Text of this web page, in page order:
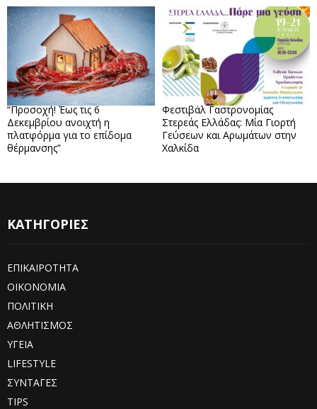
“Προσοχή! Έως τις 6
Δεκεμβρίου ανοιχτή η
πλατφόρμα για το επίδομα
θέρμανσης”
Φεστιβάλ Γαστρονομίας
Στερεάς Ελλάδας: Μία Γιορτή
Γεύσεων και Αρωμάτων στην
Χαλκίδα
ΚΑΤΗΓΟΡΙΕΣ
ΕΠΙΚΑΙΡΟΤΗΤΑ
ΟΙΚΟΝΟΜΙΑ
ΠΟΛΙΤΙΚΗ
ΑΘΛΗΤΙΣΜΟΣ
ΥΓΕΙΑ
LIFESTYLE
ΣΥΝΤΑΓΕΣ
TIPS